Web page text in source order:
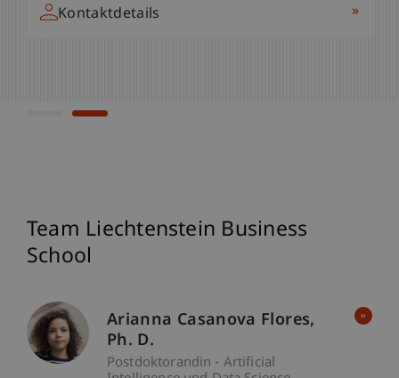
Kontaktdetails »
Team Liechtenstein Business
School
Arianna Casanova Flores
Ph. D.
Postdoktorandin - Artificial